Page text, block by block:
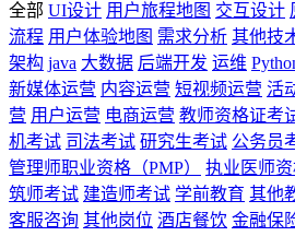
全部 UI设计 用户旅程地图 交互设计
流程 用户体验地图 需求分析 其他技
架构 java 大数据 后端开发 运维
新媒体运营 内容运营 短视频运营 活
营 用户运营 电商运营 教师资格证考
机考试 司法考试 研究生考试 公务员
管理师职业资格（PMP）
执业医师
筑师考试 建造师考试 学前教育 其他
客服咨询 其他岗位 酒店餐饮 金融保